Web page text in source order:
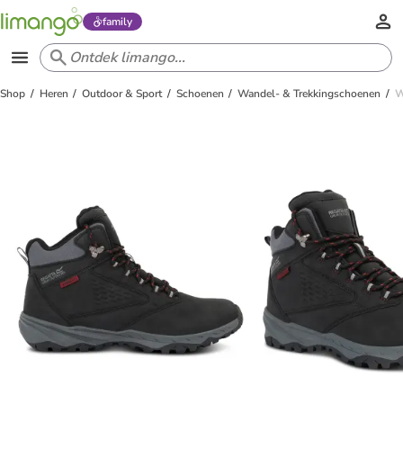
family
Shop Heren Outdoor & Sport Schoenen Wandel- & Trekkingschoenen